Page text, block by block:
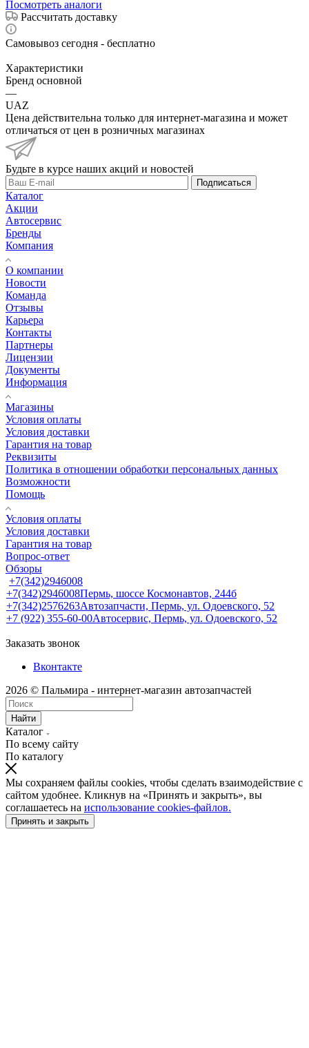
Посмотреть аналоги
Рассчитать доставку
Самовывоз сегодня - бесплатно
Характеристики
Бренд основной
—
UAZ
Цена действительна только для интернет-магазина и может
отличаться от цен в розничных магазинах
Будьте в курсе наших акций и новостей
Подписаться
Каталог
Акции
Автосервис
Бренды
Компания
О компании
Новости
Команда
Отзывы
Карьера
Контакты
Партнеры
Лицензии
Документы
Информация
Магазины
Условия оплаты
Условия доставки
Гарантия на товар
Реквизиты
Политика в отношении обработки персональных данных
Возможности
Помощь
Условия оплаты
Условия доставки
Гарантия на товар
Вопрос-ответ
Обзоры
+7(342)2946008
+7(342)2946008Пермь, шоссе Космонавтов, 244б
+7(342)2576263Автозапчасти, Пермь, ул. Одоевского, 52
+7 (922) 355-60-00Автосервис, Пермь, ул. Одоевского, 52
Заказать звонок
Вконтакте
2026 © Пальмира - интернет-магазин автозапчастей
Найти
Каталог
По всему сайту
По каталогу
Мы сохраняем файлы cookies, чтобы сделать взаимодействие с
сайтом удобнее. Кликнув на «Принять и закрыть», вы
соглашаетесь на использование cookies-файлов.
Принять и закрыть